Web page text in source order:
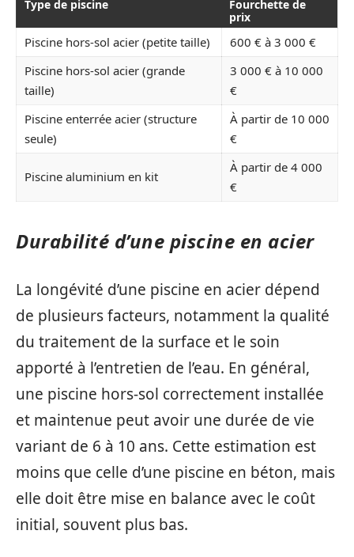
Type de piscine
Fourchette de
prix
Piscine hors-sol acier (petite taille)
600 € à 3 000 €
Piscine hors-sol acier (grande
taille)
3 000 € à 10 000
€
Piscine enterrée acier (structure
seule)
À partir de 10 000
€
Piscine aluminium en kit
À partir de 4 000
€
Durabilité d’une piscine en acier
La longévité d’une piscine en acier dépend
de plusieurs facteurs, notamment la qualité
du traitement de la surface et le soin
apporté à l’entretien de l’eau. En général,
une piscine hors-sol correctement installée
et maintenue peut avoir une durée de vie
variant de 6 à 10 ans. Cette estimation est
moins que celle d’une piscine en béton, mais
elle doit être mise en balance avec le coût
initial, souvent plus bas.